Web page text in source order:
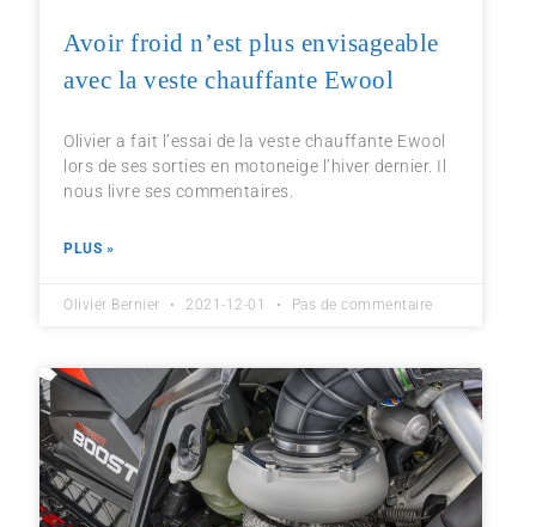
Avoir froid n’est plus envisageable
avec la veste chauffante Ewool
Olivier a fait l’essai de la veste chauffante Ewool
lors de ses sorties en motoneige l’hiver dernier. Il
nous livre ses commentaires.
PLUS »
Olivier Bernier 2021-12-01 Pas de commentaire